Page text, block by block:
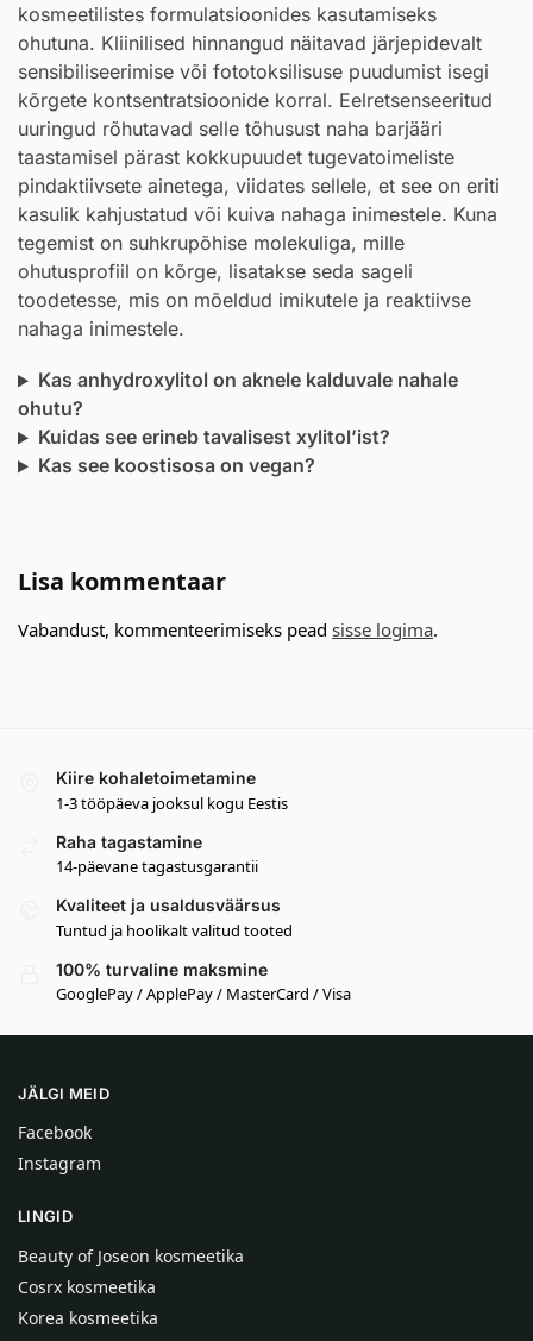
kosmeetilistes formulatsioonides kasutamiseks
ohutuna. Kliinilised hinnangud näitavad järjepidevalt
sensibiliseerimise või fototoksilisuse puudumist isegi
kõrgete kontsentratsioonide korral. Eelretsenseeritud
uuringud rõhutavad selle tõhusust naha barjääri
taastamisel pärast kokkupuudet tugevatoimeliste
pindaktiivsete ainetega, viidates sellele, et see on eriti
kasulik kahjustatud või kuiva nahaga inimestele. Kuna
tegemist on suhkrupõhise molekuliga, mille
ohutusprofiil on kõrge, lisatakse seda sageli
toodetesse, mis on mõeldud imikutele ja reaktiivse
nahaga inimestele.
Kas anhydroxylitol on aknele kalduvale nahale
ohutu?
Kuidas see erineb tavalisest xylitol’ist?
Kas see koostisosa on vegan?
Lisa kommentaar
Vabandust, kommenteerimiseks pead sisse logima.
Kiire kohaletoimetamine
1-3 tööpäeva jooksul kogu Eestis
Raha tagastamine
14-päevane tagastusgarantii
Kvaliteet ja usaldusväärsus
Tuntud ja hoolikalt valitud tooted
100% turvaline maksmine
GooglePay / ApplePay / MasterCard / Visa
JÄLGI MEID
Facebook
Instagram
LINGID
Beauty of Joseon kosmeetika
Cosrx kosmeetika
Korea kosmeetika